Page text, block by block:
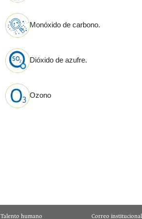
Monóxido de carbono.
Dióxido de azufre.
Ozono
Talento humano Correo institucional